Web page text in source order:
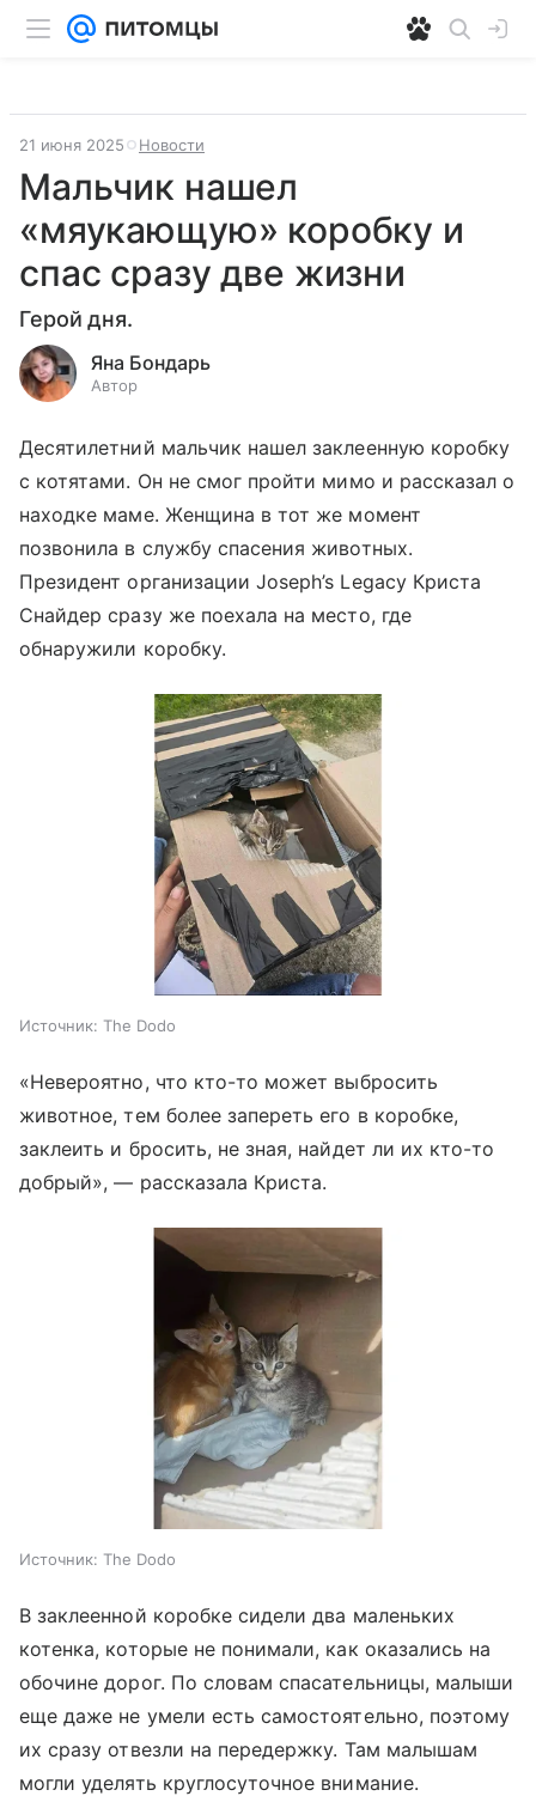
21 июня 2025 Новости
Мальчик нашел
«мяукающую» коробку и
спас сразу две жизни
Герой дня.
Яна Бондарь
Автор
Десятилетний мальчик нашел заклеенную коробку
с котятами. Он не смог пройти мимо и рассказал о
находке маме. Женщина в тот же момент
позвонила в службу спасения животных.
Президент организации Joseph’s Legacy Криста
Снайдер сразу же поехала на место, где
обнаружили коробку.
Источник: The Dodo
«Невероятно, что кто-то может выбросить
животное, тем более запереть его в коробке,
заклеить и бросить, не зная, найдет ли их кто-то
добрый», — рассказала Криста.
Источник: The Dodo
В заклеенной коробке сидели два маленьких
котенка, которые не понимали, как оказались на
обочине дорог. По словам спасательницы, малыши
еще даже не умели есть самостоятельно, поэтому
их сразу отвезли на передержку. Там малышам
могли уделять круглосуточное внимание.